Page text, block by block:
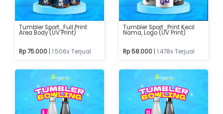
Tumbler Sport_Full Print
Area Body (UV Print)
Rp 75.000 1.506x Terjual
Tumbler Sport_Print Kecil
Nama, Logo (UV Print)
Rp 58.000 1.478x Terjual